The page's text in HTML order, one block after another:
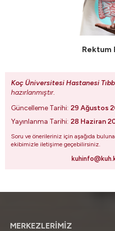
Rektum
Koç Üniversitesi Hastanesi
hazırlanmıştır.
Güncelleme Tarihi: 29 Ağustos
Yayınlanma Tarihi: 28 Haziran
Soru ve önerileriniz için aşağıda
ekibimizle iletişime geçebilirsiniz.
MERKEZLERİMİZ